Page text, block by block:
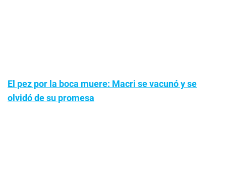
El pez por la boca muere: Macri se vacunó y se
olvidó de su promesa